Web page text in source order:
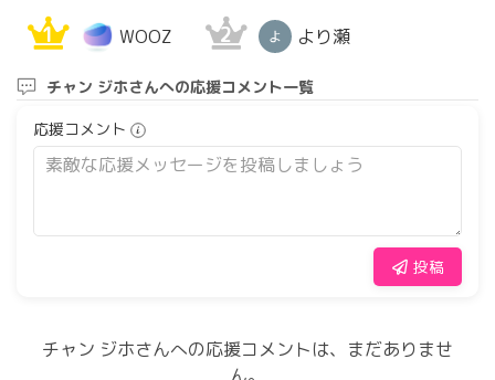
1 WOOZ 2 より瀬
チャン ジホさんへの応援コメント一覧
応援コメント
投稿
チャン ジホさんへの応援コメントは、まだありませ